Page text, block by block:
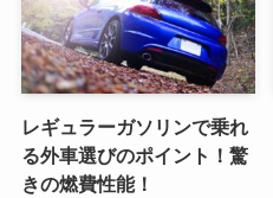
レギュラーガソリンで乗れ
る外車選びのポイント！驚
きの燃費性能！